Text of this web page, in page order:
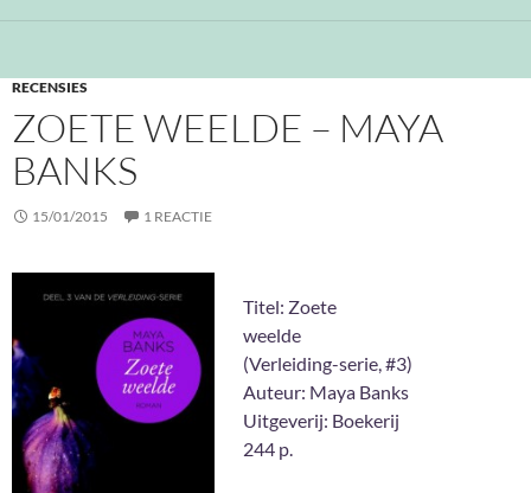
RECENSIES
ZOETE WEELDE – MAYA
BANKS
15/01/2015 1 REACTIE
Titel: Zoete
weelde
(Verleiding-serie, #3)
Auteur: Maya Banks
Uitgeverij: Boekerij
244 p.